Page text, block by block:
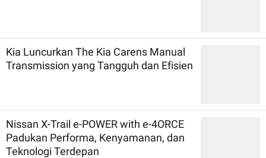
Kia Luncurkan The Kia Carens Manual
Transmission yang Tangguh dan Efisien
Nissan X-Trail e-POWER with e-4ORCE
Padukan Performa, Kenyamanan, dan
Teknologi Terdepan